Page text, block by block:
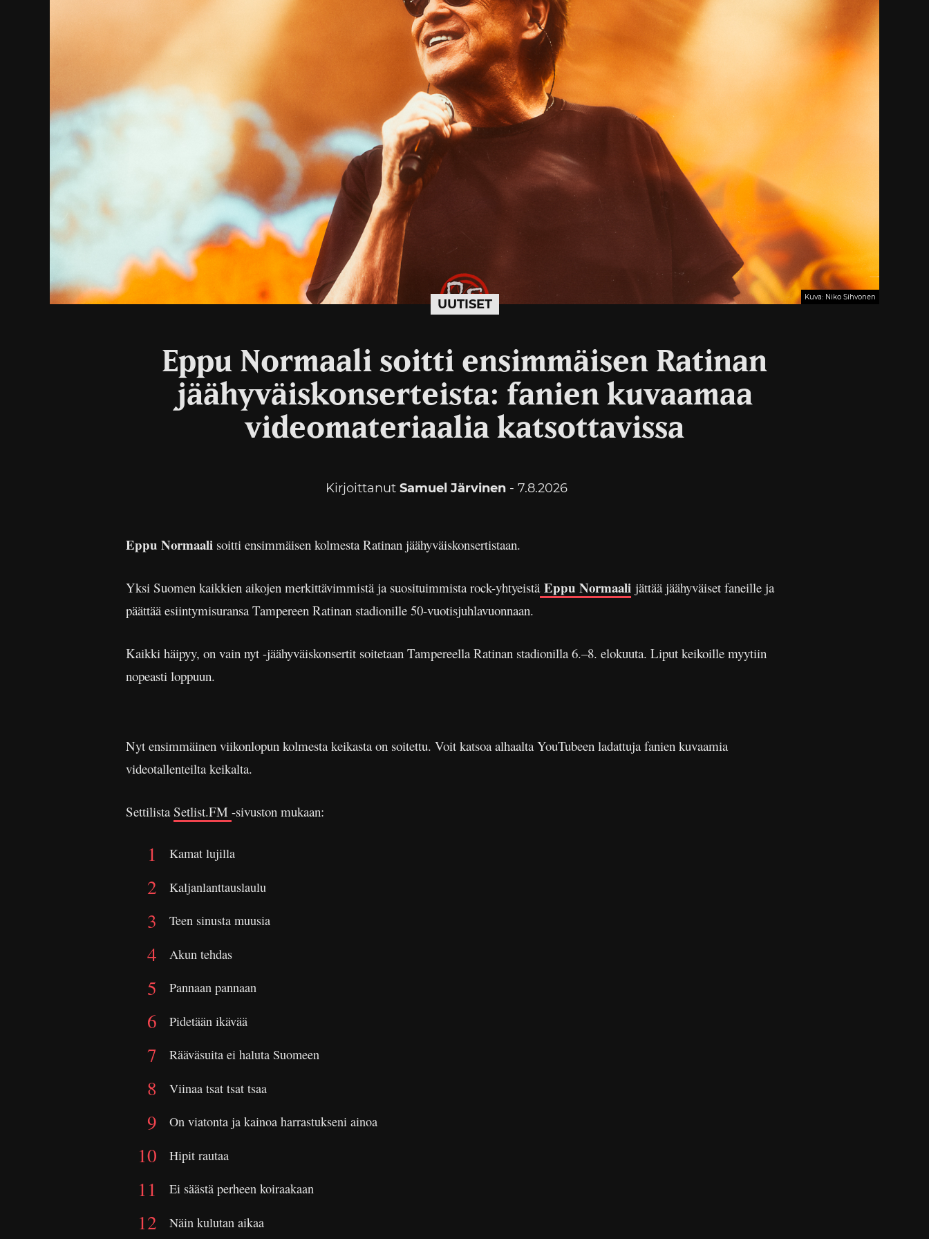
UUTISET Kuva: Niko Sihvonen
Eppu Normaali soitti ensimmäisen Ratinan
jäähyväiskonserteista: fanien kuvaamaa
videomateriaalia katsottavissa
Kirjoittanut Samuel Järvinen - 7.8.2026
Eppu Normaali soitti ensimmäisen kolmesta Ratinan jäähyväiskonsertistaan.
Yksi Suomen kaikkien aikojen merkittävimmistä ja suosituimmista rock-yhtyeistä Eppu Normaali jättää jäähyväiset faneille ja
päättää esiintymisuransa Tampereen Ratinan stadionille 50-vuotisjuhlavuonnaan.
Kaikki häipyy, on vain nyt -jäähyväiskonsertit soitetaan Tampereella Ratinan stadionilla 6.–8. elokuuta. Liput keikoille myytiin
nopeasti loppuun.
Nyt ensimmäinen viikonlopun kolmesta keikasta on soitettu. Voit katsoa alhaalta YouTubeen ladattuja fanien kuvaamia
videotallenteilta keikalta.
SettilistaSetlist.FM -sivuston mukaan:
Kamat lujilla
Kaljanlanttauslaulu
Teen sinusta muusia
Akun tehdas
Pannaan pannaan
Pidetään ikävää
Rääväsuita ei haluta Suomeen
Viinaa tsat tsat tsaa
On viatonta ja kainoa harrastukseni ainoa
Hipit rautaa
Ei säästä perheen koiraakaan
Näin kulutan aikaa